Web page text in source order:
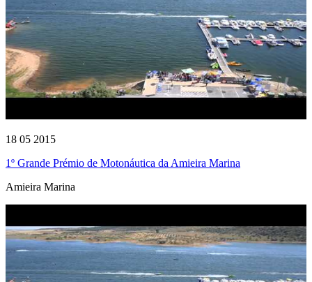
18 05 2015
1º Grande Prémio de Motonáutica da Amieira Marina
Amieira Marina